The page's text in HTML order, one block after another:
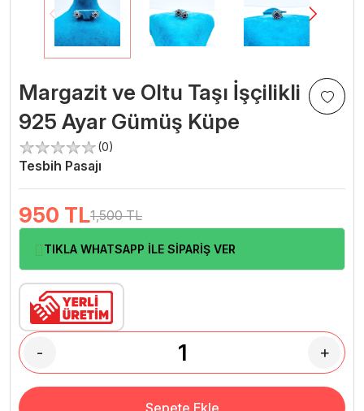
Margazit ve Oltu Taşı İşçilikli
925 Ayar Gümüş Küpe
(0)
Tesbih Pasajı
950 TL1,500 TL
TIKLA WHATSAPP İLE SİPARİŞ VER
- +
Sepete Ekle